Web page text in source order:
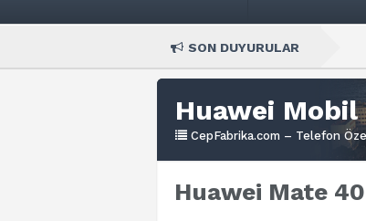
SON DUYURULAR
Huawei
CepFabrika.com – Telefon
Huawei Mate